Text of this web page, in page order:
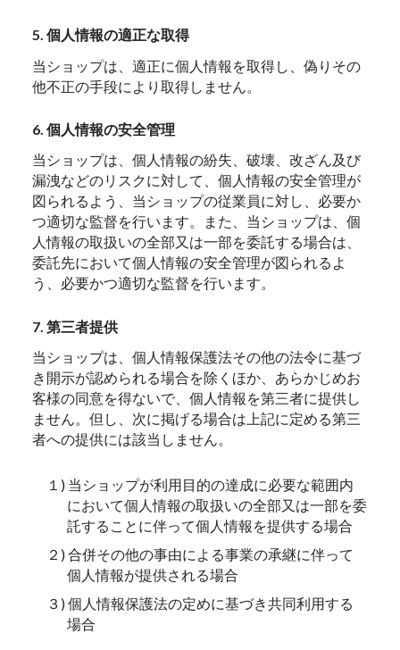
5. 個人情報の適正な取得
当ショップは、適正に個人情報を取得し、偽りその
他不正の手段により取得しません。
6. 個人情報の安全管理
当ショップは、個人情報の紛失、破壊、改ざん及び
漏洩などのリスクに対して、個人情報の安全管理が
図られるよう、当ショップの従業員に対し、必要か
つ適切な監督を行います。また、当ショップは、個
人情報の取扱いの全部又は一部を委託する場合は、
委託先において個人情報の安全管理が図られるよ
う、必要かつ適切な監督を行います。
7. 第三者提供
当ショップは、個人情報保護法その他の法令に基づ
き開示が認められる場合を除くほか、あらかじめお
客様の同意を得ないで、個人情報を第三者に提供し
ません。但し、次に掲げる場合は上記に定める第三
者への提供には該当しません。
１) 当ショップが利用目的の達成に必要な範囲内
において個人情報の取扱いの全部又は一部を委
託することに伴って個人情報を提供する場合
２) 合併その他の事由による事業の承継に伴って
個人情報が提供される場合
３) 個人情報保護法の定めに基づき共同利用する
場合